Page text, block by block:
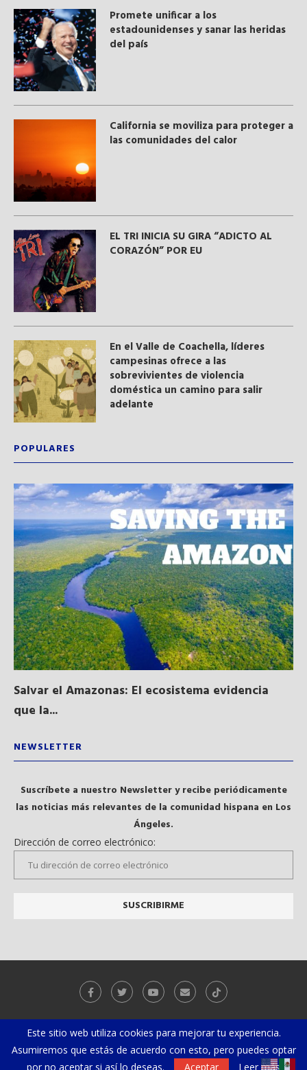
Promete unificar a los
estadounidenses y sanar las heridas
del país
California se moviliza para proteger a
las comunidades del calor
EL TRI INICIA SU GIRA “ADICTO AL
CORAZÓN” POR EU
En el Valle de Coachella, líderes
campesinas ofrece a las
sobrevivientes de violencia
doméstica un camino para salir
adelante
POPULARES
Salvar el Amazonas: El ecosistema evidencia
que la...
NEWSLETTER
Suscríbete a nuestro Newsletter y recibe periódicamente
las noticias más relevantes de la comunidad hispana en Los
Ángeles.
Dirección de correo electrónico:
Galeria Videos
@2019 - Todos los derechos reservados. Diseñado y desarrollado porEl
Este sitio web utiliza cookies para mejorar tu experiencia.
Asumiremos que estás de acuerdo con esto, pero puedes optar
por no aceptar si así lo deseas.
Aceptar Leer más